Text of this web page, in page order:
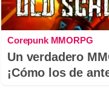
Corepunk MMORPG
Un verdadero
¡Cómo los de